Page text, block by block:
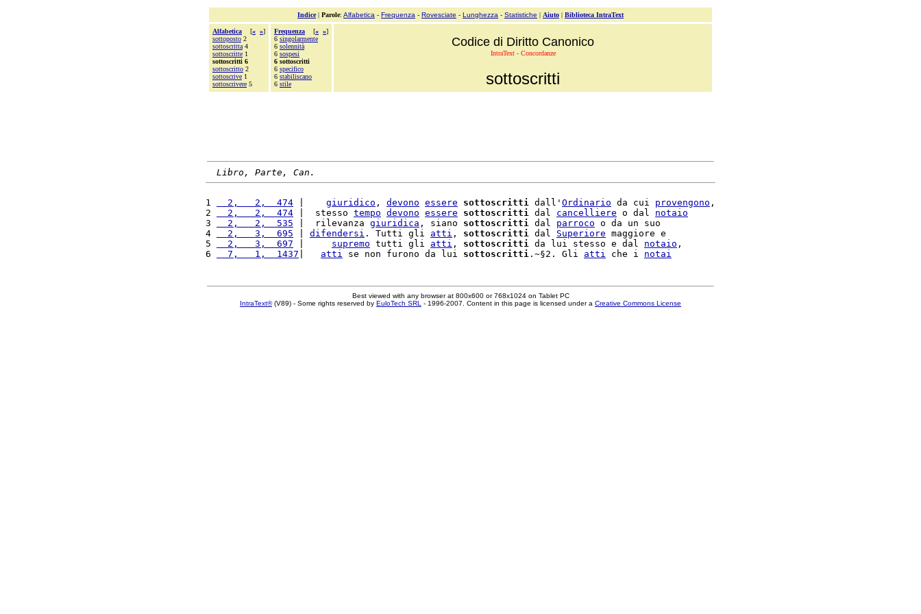
Indice| Parole: Alfabetica - Frequenza - Rovesciate - Lunghezza - Statistiche | Aiuto | Biblioteca IntraText
Alfabetica [« »]
sottoposto 2
sottoscritta 4
sottoscritte 1
sottoscritti 6
sottoscritto 2
sottoscrive 1
sottoscrivere 5
Frequenza [« »]
6 singolarmente
6 solennità
6 sospesi
6 sottoscritti
6 specifico
6 stabiliscano
6 stile
Codice di Diritto Canonico
IntraText - Concordanze
sottoscritti
Libro, Parte, Can.
1
  2,   2,  474
giuridico , devono essere sottoscritti dall' Ordinario da cui provengono ,
2
  2,   2,  474
|  stesso tempo devono essere sottoscritti dal cancelliere o dal notaio
3
  2,   2,  535
|  rilevanza giuridica , siano sottoscritti dal parroco o da un suo
4
  2,   3,  695
difendersi . Tutti gli atti , sottoscritti dal Superiore maggiore e
5
  2,   3,  697
supremo tutti gli atti , sottoscritti da lui stesso e dal notaio ,
6
  7,   1,  1437
atti se non furono da lui sottoscritti .~§2. Gli atti che i notai
Best viewed with any browser at 800x600 or 768x1024 on Tablet PC
IntraText®(V89) - Some rights reserved by EuloTech SRL - 1996-2007. Content in this page is licensed under a Creative Commons License